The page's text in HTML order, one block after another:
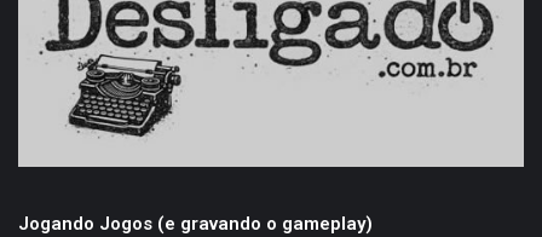
Jogando Jogos (e gravando o gameplay)